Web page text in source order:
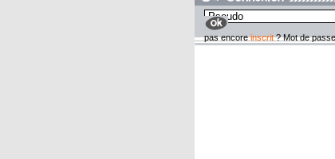
pas encoreinscrit? Mot de